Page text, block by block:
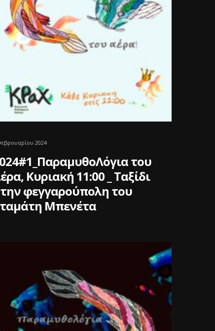
2024
του
Κυριακή 11:00 _ Ταξίδι
φεγγαρούπολη του
Μπενέτα